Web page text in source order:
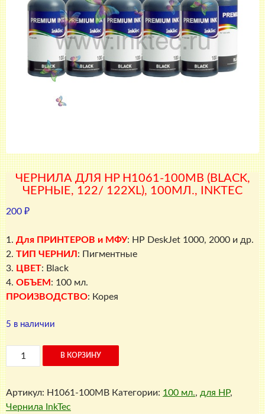
ЧЕРНИЛА ДЛЯ HP H1061-100MB (BLACK,
ЧЕРНЫЕ, 122/ 122XL), 100МЛ., INKTEC
200 ₽
1. Для ПРИНТЕРОВ и МФУ: HP DeskJet 1000, 2000 и др.
2. ТИП ЧЕРНИЛ : Пигментные
3. ЦВЕТ: Black
4. ОБЪЕМ : 100 мл.
ПРОИЗВОДСТВО: Корея
5 в наличии
Количество
товара
Чернила
для
HP
В КОРЗИНУ
Артикул: H1061-100MB Категории: 100 мл., для HP,
Чернила InkTec